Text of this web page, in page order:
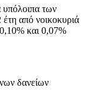
υπόλοιπα των
από νοικοκυριά
και 0,07%
δανείων